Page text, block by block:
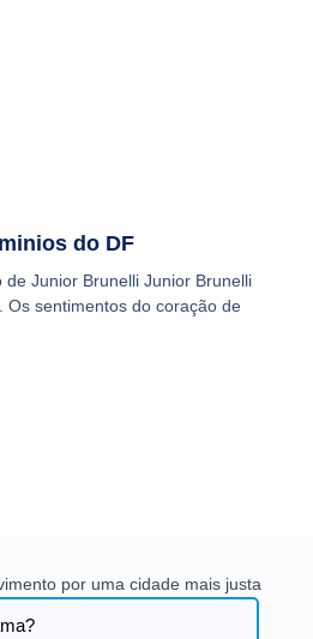
do DF
de Junior Brunelli Junior Brunelli
Os sentimentos do coração de
por uma cidade mais justa